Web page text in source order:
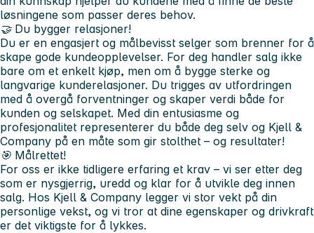
løsningene som passer deres behov.
🤝 Du bygger relasjoner!
Du er en engasjert og målbevisst selger som brenner for å
skape gode kundeopplevelser. For deg handler salg ikke
bare om et enkelt kjøp, men om å bygge sterke og
langvarige kunderelasjoner. Du trigges av utfordringen
med å overgå forventninger og skaper verdi både for
kunden og selskapet. Med din entusiasme og
profesjonalitet representerer du både deg selv og Kjell &
Company på en måte som gir stolthet – og resultater!
🎯 Målrettet!
For oss er ikke tidligere erfaring et krav – vi ser etter deg
som er nysgjerrig, uredd og klar for å utvikle deg innen
salg. Hos Kjell & Company legger vi stor vekt på din
personlige vekst, og vi tror at dine egenskaper og drivkraft
er det viktigste for å lykkes.